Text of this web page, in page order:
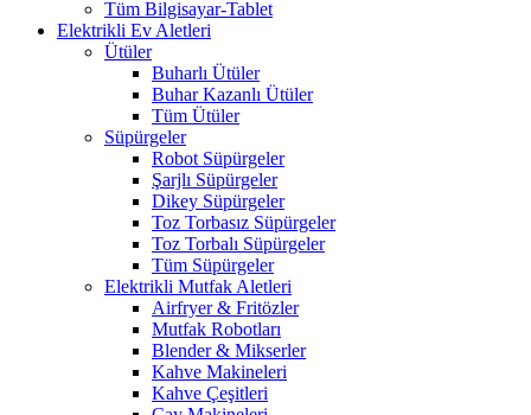
Tüm Bilgisayar-Tablet
Elektrikli Ev Aletleri
Ütüler
Buharlı Ütüler
Buhar Kazanlı Ütüler
Tüm Ütüler
Süpürgeler
Robot Süpürgeler
Şarjlı Süpürgeler
Dikey Süpürgeler
Toz Torbasız Süpürgeler
Toz Torbalı Süpürgeler
Tüm Süpürgeler
Elektrikli Mutfak Aletleri
Airfryer & Fritözler
Mutfak Robotları
Blender & Mikserler
Kahve Makineleri
Kahve Çeşitleri